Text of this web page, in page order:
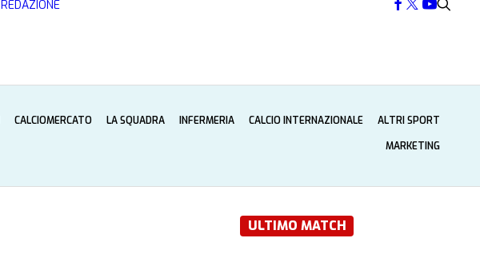
REDAZIONE
CALCIOMERCATO LA SQUADRA INFERMERIA CALCIO INTERNAZIONALE
ALTRI SPORT
MARKETING
ULTIMO MATCH